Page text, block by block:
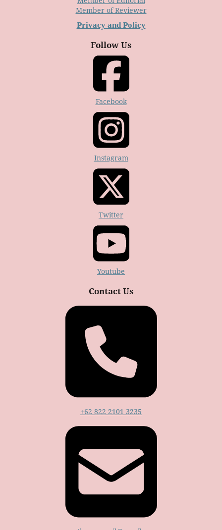
Member of Reviewer
Privacy and Policy
Follow Us
Facebook
Instagram
Twitter
Youtube
Contact Us
+62 822 2101 3235